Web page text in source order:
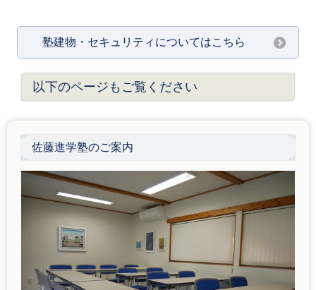
塾建物・セキュリティについてはこちら
以下のページもご覧ください
佐藤進学塾のご案内